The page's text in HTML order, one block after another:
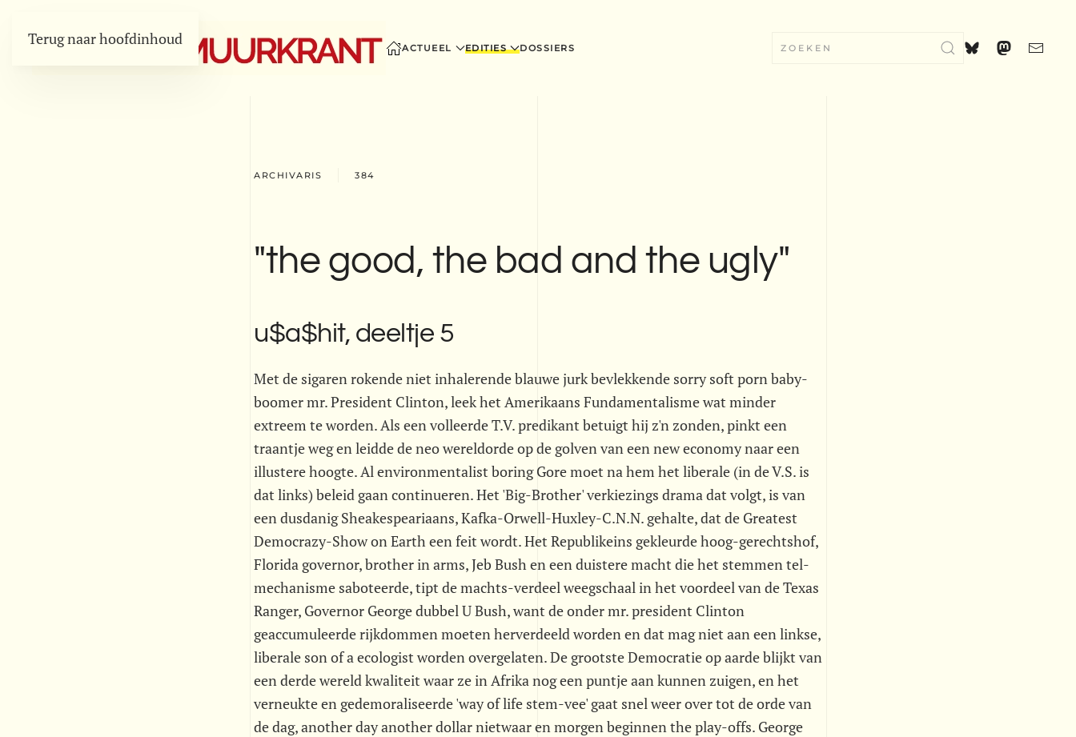
Terug naar hoofdinhoud ACTUEEL EDITIES DOSSIERS
ARCHIVARIS 384
"the good, the bad and the ugly"
u$a$hit, deeltje 5
Met de sigaren rokende niet inhalerende blauwe jurk bevlekkende sorry soft porn baby-
boomer mr. President Clinton, leek het Amerikaans Fundamentalisme wat minder
extreem te worden. Als een volleerde T.V. predikant betuigt hij z'n zonden, pinkt een
traantje weg en leidde de neo wereldorde op de golven van een new economy naar een
illustere hoogte. Al environmentalist boring Gore moet na hem het liberale (in de V.S. is
dat links) beleid gaan continueren. Het 'Big-Brother' verkiezings drama dat volgt, is van
een dusdanig Sheakespeariaans, Kafka-Orwell-Huxley-C.N.N. gehalte, dat de Greatest
Democrazy-Show on Earth een feit wordt. Het Republikeins gekleurde hoog-gerechtshof,
Florida governor, brother in arms, Jeb Bush en een duistere macht die het stemmen tel-
mechanisme saboteerde, tipt de machts-verdeel weegschaal in het voordeel van de Texas
Ranger, Governor George dubbel U Bush, want de onder mr. president Clinton
geaccumuleerde rijkdommen moeten herverdeeld worden en dat mag niet aan een linkse,
liberale son of a ecologist worden overgelaten. De grootste Democratie op aarde blijkt van
een derde wereld kwaliteit waar ze in Afrika nog een puntje aan kunnen zuigen, en het
verneukte en gedemoraliseerde 'way of life stem-vee' gaat snel weer over tot de orde van
de dag, another day another dollar nietwaar en morgen beginnen the play-offs. George